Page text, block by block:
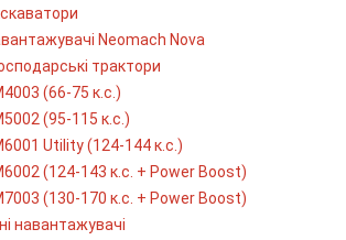
Neomach Nova
трактори
(66-75 к.с.)
(95-115 к.с.)
Utility (124-144 к.с.)
(124-143 к.с. + Power Boost)
(130-170 к.с. + Power Boost)
навантажувачі